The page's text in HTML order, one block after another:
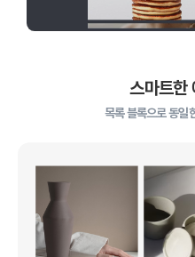
스마트한
목록 블록으로 동일